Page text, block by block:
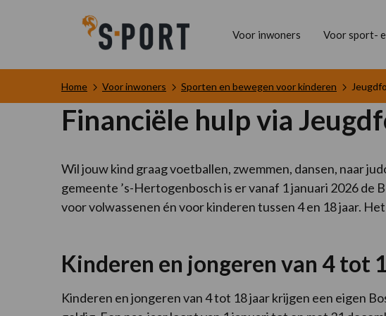
Voor inwoners Voor sport-
Home Voor inwoners Sporten en bewegen voor kinderen
Financiële hulp via
Wil jouw kind graag voetballen, zwemmen, dansen, naar
gemeente ’s-Hertogenbosch is er vanaf 1 januari 2026 de
voor volwassenen én voor kinderen tussen 4 en 18 jaar.
Kinderen en jongeren van 4 tot
Kinderen en jongeren van 4 tot 18 jaar krijgen een eigen